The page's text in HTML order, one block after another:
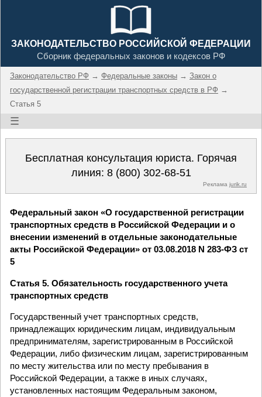
ЗАКОНОДАТЕЛЬСТВО РОССИЙСКОЙ ФЕДЕРАЦИИ
Сборник федеральных законов и кодексов РФ
Законодательство РФ → Федеральные законы → Закон о
государственной регистрации транспортных средств в РФ →
Статья 5
☰
Бесплатная консультация юриста. Горячая
линия: 8 (800) 302-68-51
Реклама jurik.ru
Федеральный закон «О государственной регистрации
транспортных средств в Российской Федерации и о
внесении изменений в отдельные законодательные
акты Российской Федерации» от 03.08.2018 N 283-ФЗ ст
5
Статья 5. Обязательность государственного учета
транспортных средств
Государственный учет транспортных средств,
принадлежащих юридическим лицам, индивидуальным
предпринимателям, зарегистрированным в Российской
Федерации, либо физическим лицам, зарегистрированным
по месту жительства или по месту пребывания в
Российской Федерации, а также в иных случаях,
установленных настоящим Федеральным законом,